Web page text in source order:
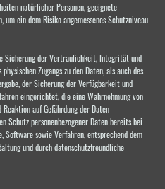
natürlicher Personen, geeignete
ein dem Risiko angemessenes Schutzniveau
Sicherung der Vertraulichkeit, Integrität und
Zugangs zu den Daten, als auch des
der Sicherung der Verfügbarkeit und
eingerichtet, die eine Wahrnehmung von
auf Gefährdung der Daten
Schutz personenbezogener Daten bereits bei
Software sowie Verfahren, entsprechend dem
und durch datenschutzfreundliche